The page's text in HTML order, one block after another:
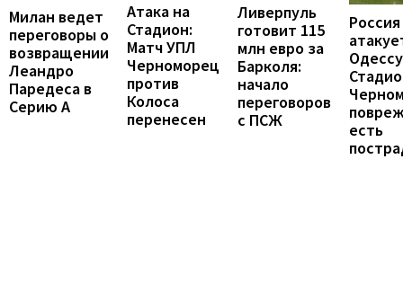
Милан ведет
переговоры о
возвращении
Леандро
Паредеса в
Серию А
Атака на
Стадион:
Матч УПЛ
Черноморец
против
Колоса
перенесен
Ливерпуль
готовит 115
млн евро за
Барколя:
начало
переговоров
с ПСЖ
Россия
есть